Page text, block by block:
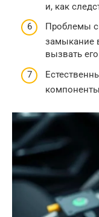
и, как
Проблемы
замыкание
вызвать